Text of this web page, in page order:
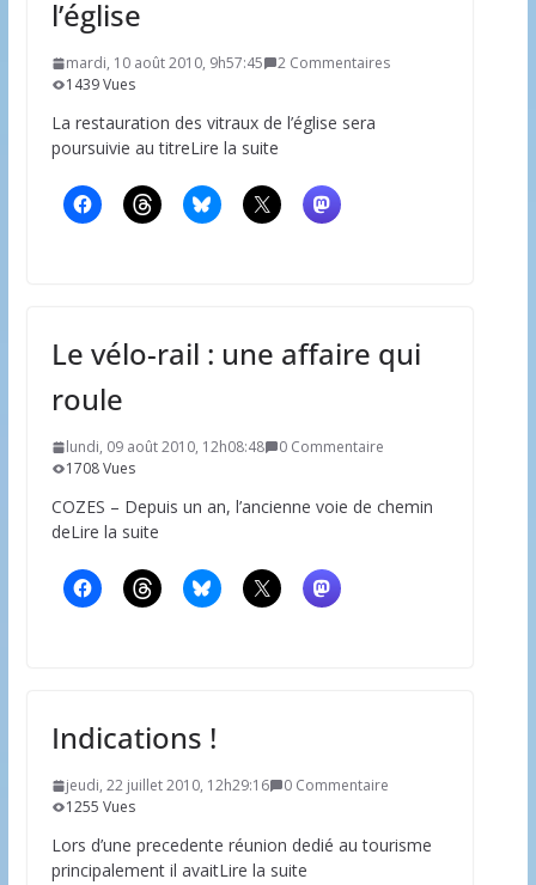
l’église
mardi, 10 août 2010, 9h57:45
2 Commentaires
1439 Vues
La restauration des vitraux de l’église sera
poursuivie au titreLire la suite
Le vélo-rail : une affaire qui
roule
lundi, 09 août 2010, 12h08:48
0 Commentaire
1708 Vues
COZES – Depuis un an, l’ancienne voie de chemin
deLire la suite
Indications !
jeudi, 22 juillet 2010, 12h29:16
0 Commentaire
1255 Vues
Lors d’une precedente réunion dedié au tourisme
principalement il avaitLire la suite